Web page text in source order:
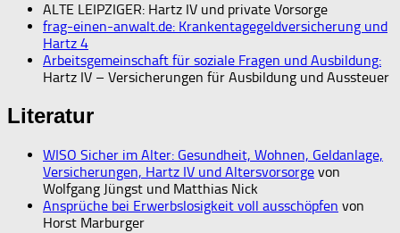
ALTE LEIPZIGER: Hartz IV und private Vorsorge
frag-einen-anwalt.de: Krankentagegeldversicherung und
Hartz 4
Arbeitsgemeinschaft für soziale Fragen und Ausbildung:
Hartz IV – Versicherungen für Ausbildung und Aussteuer
Literatur
WISO Sicher im Alter: Gesundheit, Wohnen, Geldanlage,
Versicherungen, Hartz IV und Altersvorsorge von
Wolfgang Jüngst und Matthias Nick
Ansprüche bei Erwerbslosigkeit voll ausschöpfen von
Horst Marburger